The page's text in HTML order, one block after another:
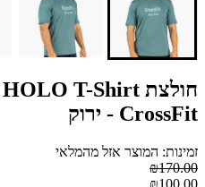
CrossFit - ירוק
זמינות: המוצר אזל מהמלאי
₪170.00
₪100.00